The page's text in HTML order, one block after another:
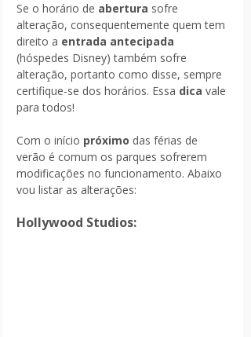
Se o horário de abertura sofre
alteração, consequentemente quem tem
direito a entrada antecipada
(hóspedes Disney) também sofre
alteração, portanto como disse, sempre
certifique-se dos horários. Essa dica vale
para todos!
Com o início próximo das férias de
verão é comum os parques sofrerem
modificações no funcionamento. Abaixo
vou listar as alterações:
Hollywood Studios: